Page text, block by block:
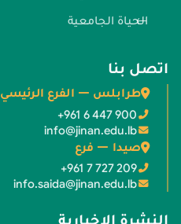
الحياة الجامعية
اتصل بنا
طرابلس — الفرع الرئيسي
+961 6 447 900
info@jinan.edu.lb
صيدا — فرع
+961 7 727 209
info.saida@jinan.edu.lb
النشرة الإخبارية